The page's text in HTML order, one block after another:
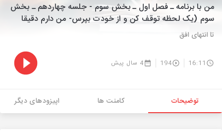
من با برنامه ـ فصل اول ـ بخش سوم - جلسه چهاردهم ـ بخش
سوم (یک لحظه توقف کن و از خودت بپرس- من دارم دقیقا
چی کار می کنم؟)
تا‌ انتهای افق
16:11
194 4 سال پیش
توضیحات کامنت ها اپیزودهای دیگر